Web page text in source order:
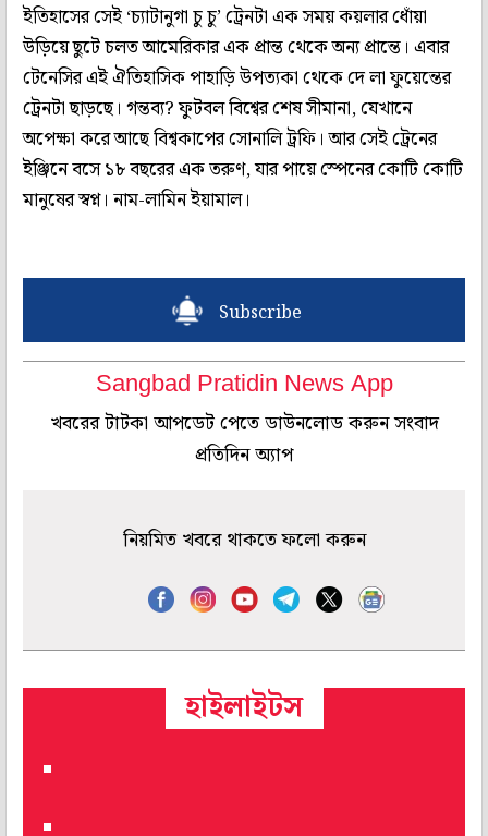
ইতিহাসের সেই ‘চ্যাটানুগা চু চু’ ট্রেনটা এক সময় কয়লার ধোঁয়া
উড়িয়ে ছুটে চলত আমেরিকার এক প্রান্ত থেকে অন্য প্রান্তে। এবার
টেনেসির এই ঐতিহাসিক পাহাড়ি উপত্যকা থেকে দে লা ফুয়েন্তের
ট্রেনটা ছাড়ছে। গন্তব্য? ফুটবল বিশ্বের শেষ সীমানা, যেখানে
অপেক্ষা করে আছে বিশ্বকাপের সোনালি ট্রফি। আর সেই ট্রেনের
ইঞ্জিনে বসে ১৮ বছরের এক তরুণ, যার পায়ে স্পেনের কোটি কোটি
মানুষের স্বপ্ন। নাম-লামিন ইয়ামাল।
Subscribe
Sangbad Pratidin News App
খবরের টাটকা আপডেট পেতে ডাউনলোড করুন সংবাদ
প্রতিদিন অ্যাপ
নিয়মিত খবরে থাকতে ফলো করুন
হাইলাইটস